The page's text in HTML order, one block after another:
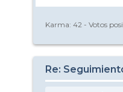
Karma: 42 - Votos
Re: